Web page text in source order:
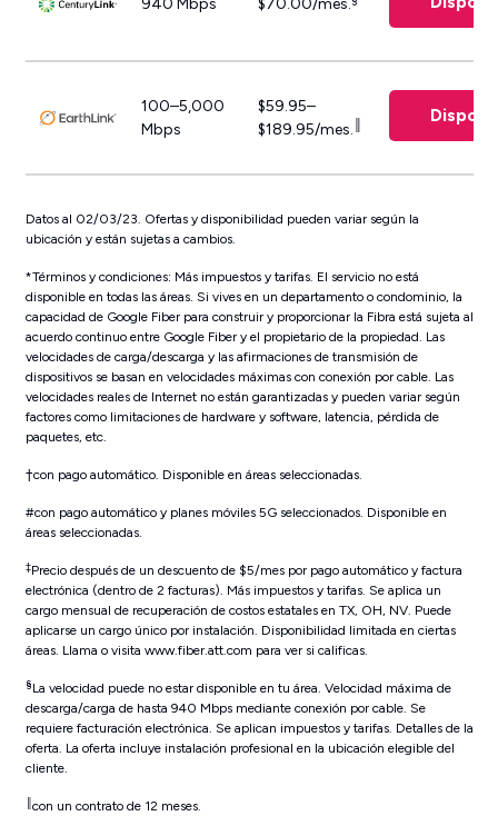
940 Mbps $70.00/mes.
100–5,000
Mbps
$59.95–
$189.95/mes.
Datos al 02/03/23. Ofertas y disponibilidad pueden variar según la
ubicación y están sujetas a cambios.
*Términos y condiciones: Más impuestos y tarifas. El servicio no está
disponible en todas las áreas. Si vives en un departamento o condominio, la
capacidad de Google Fiber para construir y proporcionar la Fibra está sujeta al
acuerdo continuo entre Google Fiber y el propietario de la propiedad. Las
velocidades de carga/descarga y las afirmaciones de transmisión de
dispositivos se basan en velocidades máximas con conexión por cable. Las
velocidades reales de Internet no están garantizadas y pueden variar según
factores como limitaciones de hardware y software, latencia, pérdida de
paquetes, etc.
†con pago automático. Disponible en áreas seleccionadas.
#con pago automático y planes móviles 5G seleccionados. Disponible en
áreas seleccionadas.
‡Precio después de un descuento de $5/mes por pago automático y factura
electrónica (dentro de 2 facturas). Más impuestos y tarifas. Se aplica un
cargo mensual de recuperación de costos estatales en TX, OH, NV. Puede
aplicarse un cargo único por instalación. Disponibilidad limitada en ciertas
áreas. Llama o visita www.fiber.att.com para ver si calificas.
§La velocidad puede no estar disponible en tu área. Velocidad máxima de
descarga/carga de hasta 940 Mbps mediante conexión por cable. Se
requiere facturación electrónica. Se aplican impuestos y tarifas. Detalles de la
oferta. La oferta incluye instalación profesional en la ubicación elegible del
cliente.
con un contrato de 12 meses.